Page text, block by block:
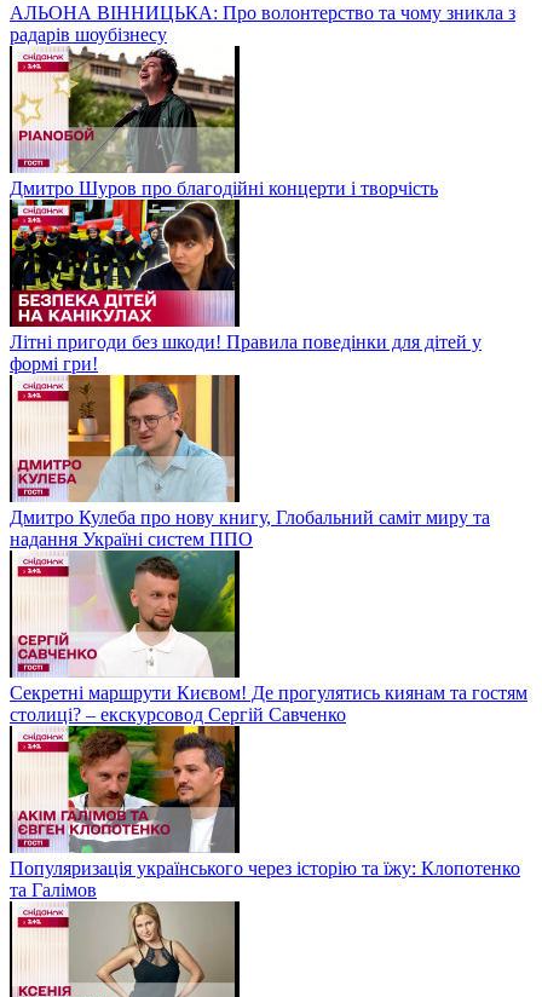
АЛЬОНА ВІННИЦЬКА: Про волонтерство та чому зникла з
радарів шоубізнесу
Дмитро Шуров про благодійні концерти і творчість
Літні пригоди без шкоди! Правила поведінки для дітей у
формі гри!
Дмитро Кулеба про нову книгу, Глобальний саміт миру та
надання Україні систем ППО
Секретні маршрути Києвом! Де прогулятись киянам та гостям
столиці? – екскурсовод Сергій Савченко
Популяризація українського через історію та їжу: Клопотенко
та Галімов